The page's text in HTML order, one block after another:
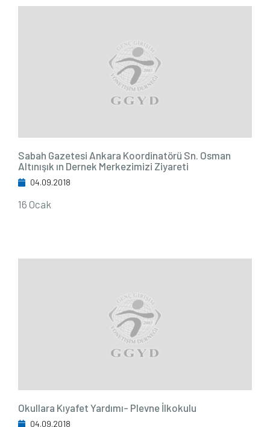
Sabah Gazetesi Ankara Koordinatörü Sn. Osman
Altınışık ın Dernek Merkezimizi Ziyareti
04.09.2018
16 Ocak
Okullara Kıyafet Yardımı- Plevne İlkokulu
04.09.2018